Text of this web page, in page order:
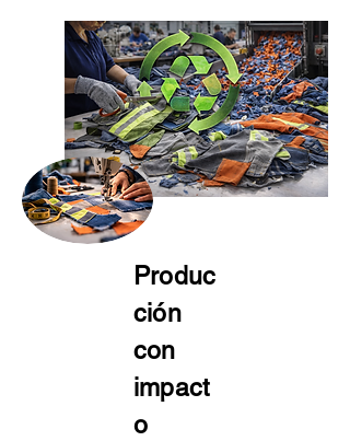
Produc
ción
con
impact
o